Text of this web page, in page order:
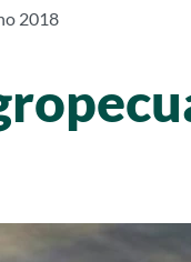
2018